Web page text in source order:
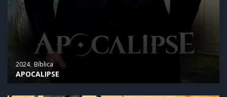
2024 Bíblica
APOCALIPSE